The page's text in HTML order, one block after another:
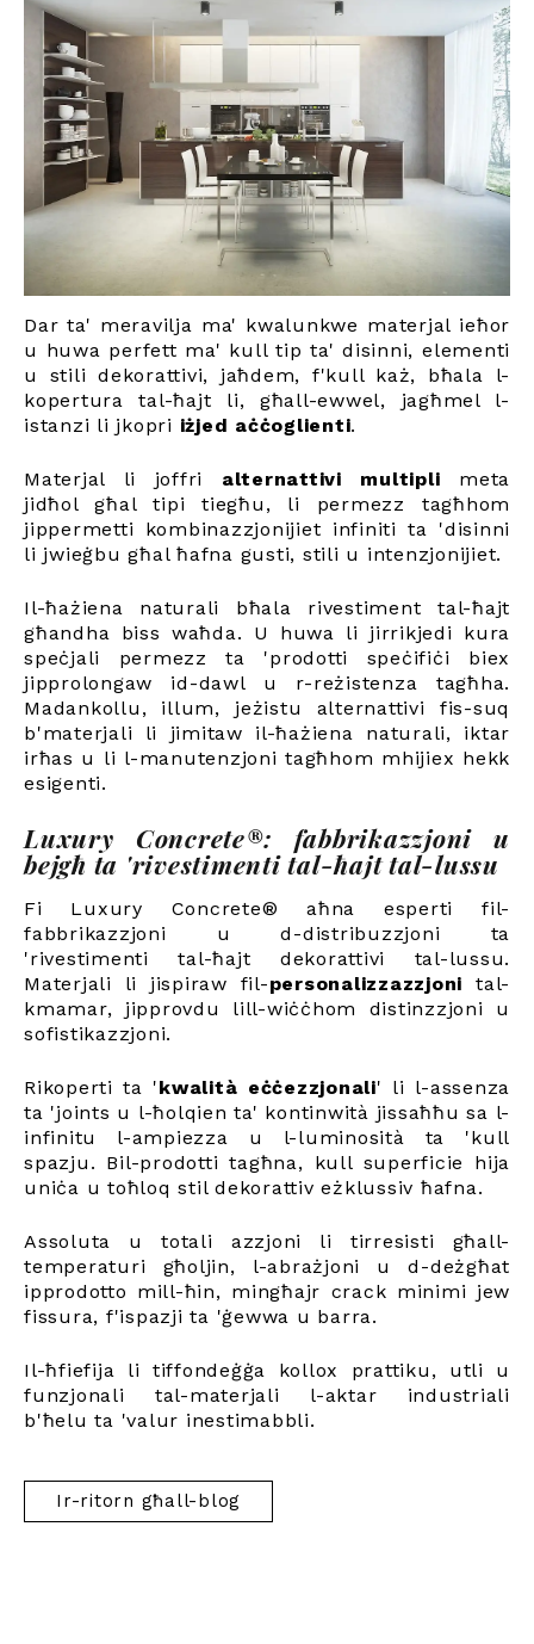
Dar ta' meravilja ma' kwalunkwe materjal ieħor
u huwa perfett ma' kull tip ta' disinni, elementi
u stili dekorattivi, jaħdem, f'kull każ, bħala l-
kopertura tal-ħajt li, għall-ewwel, jagħmel l-
istanzi li jkopri iżjed aċċoglienti.
Materjal li joffri alternattivi multipli meta
jidħol għal tipi tiegħu, li permezz tagħhom
jippermetti kombinazzjonijiet infiniti ta 'disinni
li jwieġbu għal ħafna gusti, stili u intenzjonijiet.
Il-ħażiena naturali bħala rivestiment tal-ħajt
għandha biss waħda. U huwa li jirrikjedi kura
speċjali permezz ta 'prodotti speċifiċi biex
jipprolongaw id-dawl u r-reżistenza tagħha.
Madankollu, illum, jeżistu alternattivi fis-suq
b'materjali li jimitaw il-ħażiena naturali, iktar
irħas u li l-manutenzjoni tagħhom mhijiex hekk
esigenti.
Luxury Concrete®: fabbrikazzjoni u
bejgħ ta 'rivestimenti tal-ħajt tal-lussu
Fi Luxury Concrete® aħna esperti fil-
fabbrikazzjoni u d-distribuzzjoni ta
'rivestimenti tal-ħajt dekorattivi tal-lussu.
Materjali li jispiraw fil-personalizzazzjoni tal-
kmamar, jipprovdu lill-wiċċhom distinzzjoni u
sofistikazzjoni.
Rikoperti ta 'kwalità eċċezzjonali' li l-assenza
ta 'joints u l-ħolqien ta' kontinwità jissaħħu sa l-
infinitu l-ampiezza u l-luminosità ta 'kull
spazju. Bil-prodotti tagħna, kull superficie hija
uniċa u toħloq stil dekorattiv eżklussiv ħafna.
Assoluta u totali azzjoni li tirresisti għall-
temperaturi għoljin, l-abrażjoni u d-deżgħat
ipprodotto mill-ħin, mingħajr crack minimi jew
fissura, f'ispazji ta 'ġewwa u barra.
Il-ħfiefija li tiffondeġġa kollox prattiku, utli u
funzjonali tal-materjali l-aktar industriali
b'ħelu ta 'valur inestimabbli.
Ir-ritorn għall-blog